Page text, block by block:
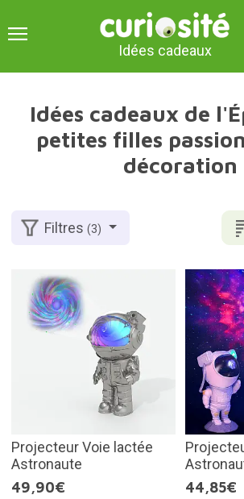
Idées cadeaux
Idées cadeaux de
petites filles
décoration
Filtres(3)
Projecteur Voie lactée
Astronaute
49,90€
44,85€